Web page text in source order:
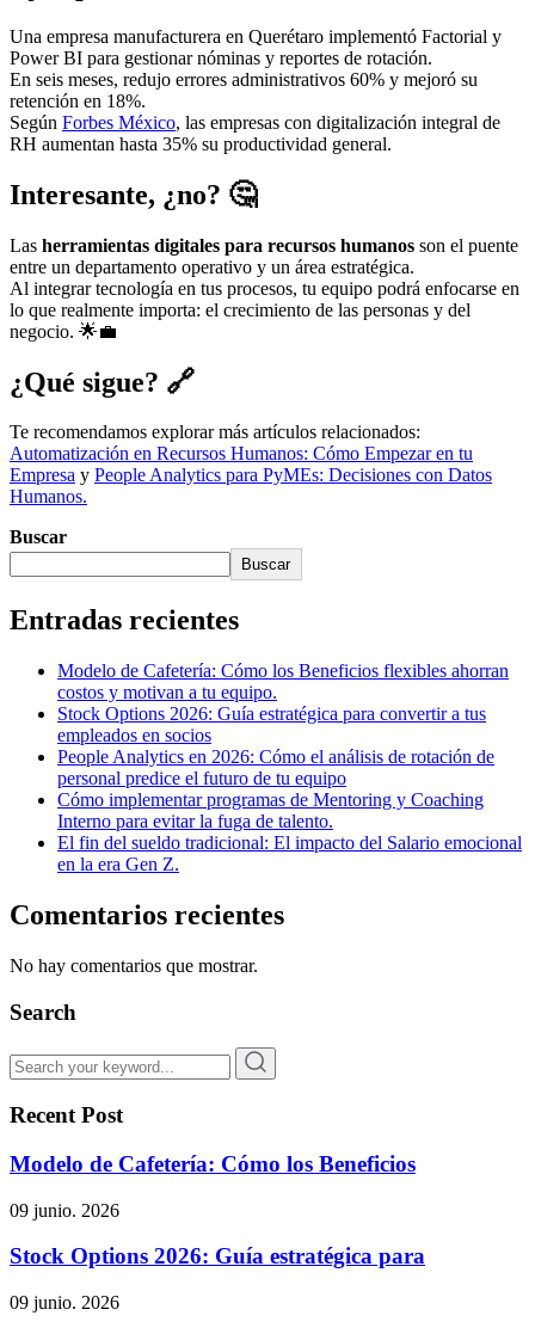
Una empresa manufacturera en Querétaro implementó Factorial y
Power BI para gestionar nóminas y reportes de rotación.
En seis meses, redujo errores administrativos 60% y mejoró su
retención en 18%.
Según Forbes México, las empresas con digitalización integral de
RH aumentan hasta 35% su productividad general.
Interesante, ¿no? 🤔
Las herramientas digitales para recursos humanos son el puente
entre un departamento operativo y un área estratégica.
Al integrar tecnología en tus procesos, tu equipo podrá enfocarse en
lo que realmente importa: el crecimiento de las personas y del
negocio. 🌟💼
¿Qué sigue? 🔗
Te recomendamos explorar más artículos relacionados:
Automatización en Recursos Humanos: Cómo Empezar en tu
Empresa y People Analytics para PyMEs: Decisiones con Datos
Humanos.
Buscar
Buscar
Entradas recientes
Modelo de Cafetería: Cómo los Beneficios flexibles ahorran
costos y motivan a tu equipo.
Stock Options 2026: Guía estratégica para convertir a tus
empleados en socios
People Analytics en 2026: Cómo el análisis de rotación de
personal predice el futuro de tu equipo
Cómo implementar programas de Mentoring y Coaching
Interno para evitar la fuga de talento.
El fin del sueldo tradicional: El impacto del Salario emocional
en la era Gen Z.
Comentarios recientes
No hay comentarios que mostrar.
Search
Recent Post
Modelo de Cafetería: Cómo los Beneficios
09 junio. 2026
Stock Options 2026: Guía estratégica para
09 junio. 2026